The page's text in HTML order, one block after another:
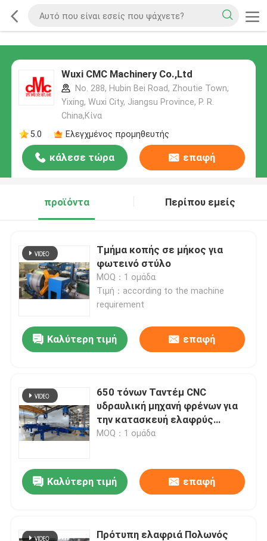
Wuxi CMC Machinery Co.,Ltd
No. 288, Hubin Bei Road, Zhoutie Town,
Yixing, Wuxi City, Jiangsu Province, P. R.
China,Κίνα
5.0
Ελεγχμένος προμηθευτής
κάλεσε τώρα επαφή
προϊόντα Περίπου εμείς
Τμήμα κοπής σε μήκος για
φωτεινό στύλο
MOQ：1 ομάδα
Τιμή：according to the machine
requirement
Καλύτερη τιμή επαφή
650 τόνων Ταντέμ CNC
υδραυλική μηχανή φρένων για
την κατασκευή ελαφρύς
στύλου και υψηλού μαστού
MOQ：1 ομάδα
Καλύτερη τιμή επαφή
Πρότυπη ελαφριά Πολωνός